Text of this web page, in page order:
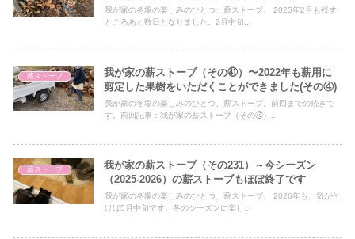
我が家の冬場の楽しみのひとつ、薪ストーブ。 2025年2月も残す
ところあと数日となりました。2月中旬...
薪ストーブ
我が家の薪ストーブ（その㊶）〜2022年も薪用に
剪定した果樹をいただくことができました(その④)
我が家の冬場の楽しみのひとつ、薪ストーブ。前回までの続きで
す。前回記事：我が家の薪ストーブ（その㊵）...
薪ストーブ
我が家の薪ストーブ（その231）～今シーズン
（2025-2026）の薪ストーブもほぼ終了です
我が家の冬場の楽しみのひとつ、薪ストーブ。 2026年も、気が付
けば5月中旬です。冬のシーズンに楽し...